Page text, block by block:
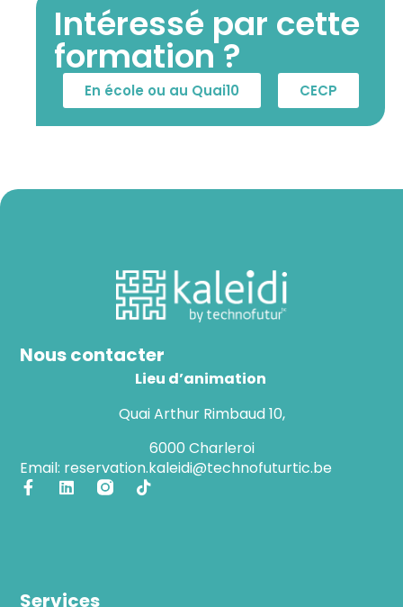
Intéressé par cette
formation ?
En école ou au Quai10 CECP
Services
Nous contacter
Lieu d’animation
Quai Arthur Rimbaud 10,
6000 Charleroi
Email: reservation.kaleidi@technofuturtic.be